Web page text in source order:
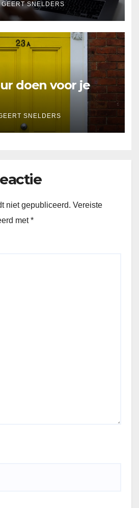
GEERT SNELDERS
doen voor je
SNELDERS
niet gepubliceerd. Vereiste
met*